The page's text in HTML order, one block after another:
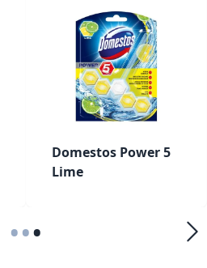
Domestos Power 5
Lime
•••